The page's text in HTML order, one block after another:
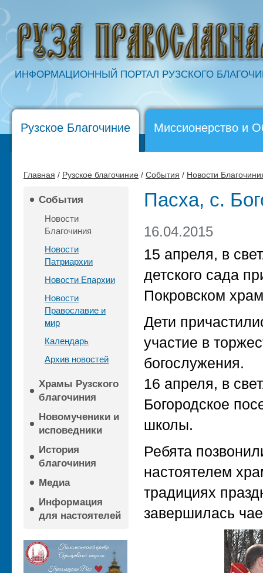
ИНФОРМАЦИОННЫЙ ПОРТАЛ РУЗСКОГО
Рузское Благочиние Миссионерство и
Главная / Рузское благочиние / События / Новости
События
Новости
Благочиния
Новости
Патриархии
Новости Епархии
Новости
Православие и
мир
Календарь
Архив новостей
Храмы Рузского
благочиния
Новомученики и
исповедники
История
благочиния
Медиа
Информация
для настоятелей
Пасха, с.
16.04.2015
15 апреля, в
детского сада
Покровском
Дети
участие в
богослужения.
16 апреля, в
Богородское
школы.
Ребята
настоятелем
традициях
завершилась